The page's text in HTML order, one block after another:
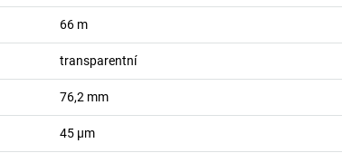
66 m
transparentní
76,2 mm
45 µm